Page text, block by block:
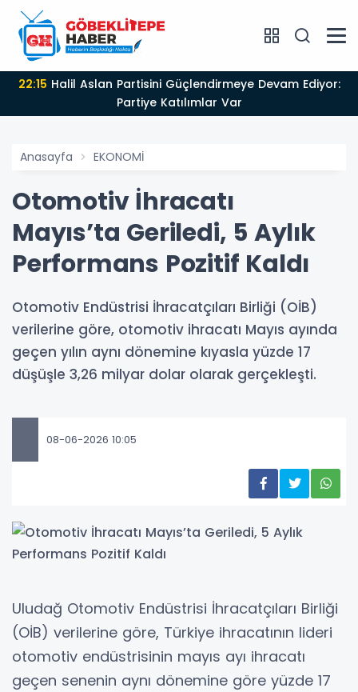
22:15
Partiye Katılımlar Var
Anasayfa EKONOMİ
Otomotiv İhracatı
Mayıs’ta Geriledi, 5 Aylık
Performans Pozitif Kaldı
Otomotiv Endüstrisi İhracatçıları Birliği (OİB)
verilerine göre, otomotiv ihracatı Mayıs ayında
geçen yılın aynı dönemine kıyasla yüzde 17
düşüşle 3,26 milyar dolar olarak gerçekleşti.
08-06-2026 10:05
Uludağ Otomotiv Endüstrisi İhracatçıları Birliği
(OİB) verilerine göre, Türkiye ihracatının lideri
otomotiv endüstrisinin mayıs ayı ihracatı
geçen senenin aynı dönemine göre yüzde 17